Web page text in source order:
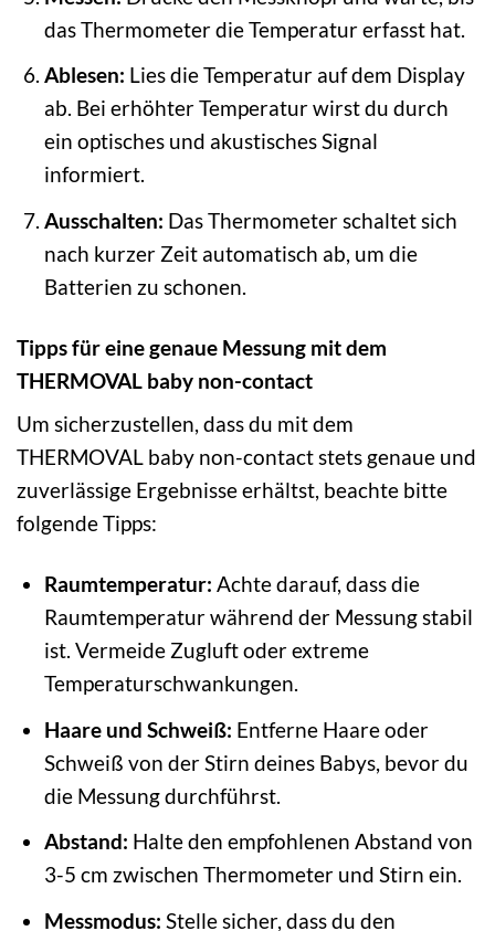
das Thermometer die Temperatur erfasst hat.
Ablesen: Lies die Temperatur auf dem Display
ab. Bei erhöhter Temperatur wirst du durch
ein optisches und akustisches Signal
informiert.
Ausschalten: Das Thermometer schaltet sich
nach kurzer Zeit automatisch ab, um die
Batterien zu schonen.
Tipps für eine genaue Messung mit dem
THERMOVAL baby non-contact
Um sicherzustellen, dass du mit dem
THERMOVAL baby non-contact stets genaue und
zuverlässige Ergebnisse erhältst, beachte bitte
folgende Tipps:
Raumtemperatur: Achte darauf, dass die
Raumtemperatur während der Messung stabil
ist. Vermeide Zugluft oder extreme
Temperaturschwankungen.
Haare und Schweiß: Entferne Haare oder
Schweiß von der Stirn deines Babys, bevor du
die Messung durchführst.
Abstand: Halte den empfohlenen Abstand von
3-5 cm zwischen Thermometer und Stirn ein.
Messmodus: Stelle sicher, dass du den